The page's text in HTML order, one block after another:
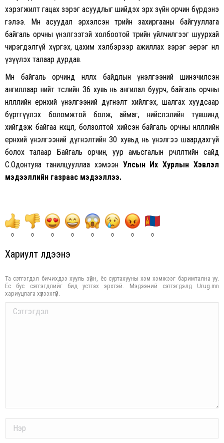
хэрэгжилт гацах зэрэг асуудлыг шийдэх эрх зүйн орчин бүрдэнэ
гэлээ. Мөн асуудал эрхэлсэн төрийн захиргааны байгууллага
байгаль орчны үнэлгээтэй холбоотой төрийн үйлчилгээг шуурхай
чирэгдэлгүй хүргэх, цахим хэлбэрээр ажиллах зэрэг эерэг нөлөө
үзүүлэх талаар дурдав.
Мөн байгаль орчинд нөлөөлөх байдлын үнэлгээний шинэчилсэн
ангиллаар нийт төслийн 36 хувь нь ангилал буурч, байгаль орчны
нөлөөллийн ерөнхий үнэлгээний дүгнэлт хийлгэх, шалгах хуудсаар
бүртгүүлэх боломжтой болж, аймаг, нийслэлийн түвшинд
хийгдэж байгаа нөхцөл, болзолтой хийсэн байгаль орчны нөлөөллийн
ерөнхий үнэлгээний дүгнэлтийн 30 хувьд нь үнэлгээ шаардахгүй
болох талаар Байгаль орчин, уур амьсгалын өөрчлөлтийн сайд
С.Одонтуяа танилцууллаа хэмээн Улсын Их Хурлын Хэвлэл
мэдээллийн газраас мэдээллээ.
0 0 0 0 0 0 0 0
Хариулт үлдээнэ үү
Та сэтгэгдэл бичихдээ хууль зүйн, ёс суртахууны хэм хэмжээг баримтална уу.
Ёс бус сэтгэгдлийг бид устгах эрхтэй. Мэдээний сэтгэгдэлд Urug.mn
хариуцлага хүлээхгүй.
Comment